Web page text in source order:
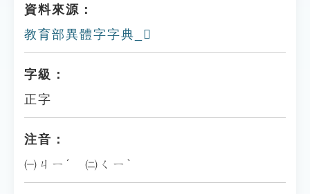
資料來源：
教育部異體字字典_𩆭
字級：
正字
注音：
㈠ㄐㄧˊ ㈡ㄑㄧˋ